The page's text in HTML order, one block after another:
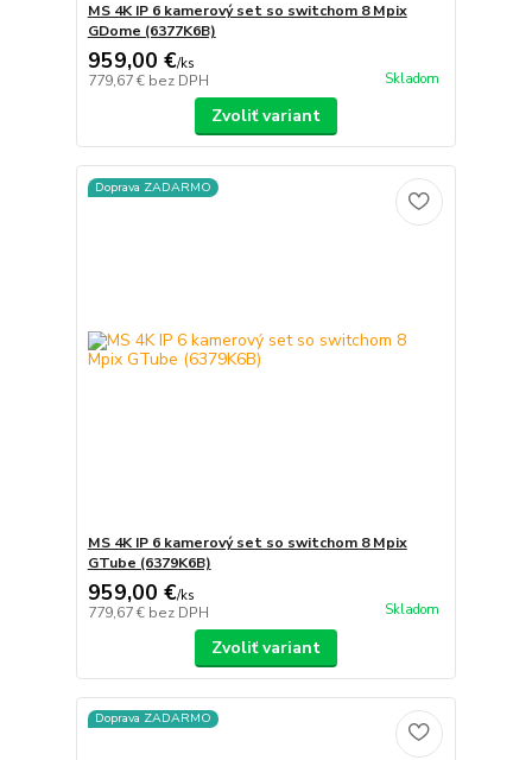
MS 4K IP 6 kamerový set so switchom 8 Mpix
GDome (6377K6B)
959,00 €/ks
779,67 € bez DPH Skladom
Zvoliť variant
Doprava ZADARMO
MS 4K IP 6 kamerový set so switchom 8 Mpix
GTube (6379K6B)
959,00 €/ks
779,67 € bez DPH Skladom
Zvoliť variant
Doprava ZADARMO